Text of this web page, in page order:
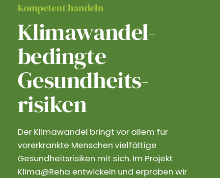
Kompetent handeln
Klimawandel­
bedingte
Gesundheits­
risiken
Der Klimawandel bringt vor allem für
vorerkrankte Menschen vielfältige
Gesundheitsrisiken mit sich. Im Projekt
Klima@Reha entwickeln und erproben wir